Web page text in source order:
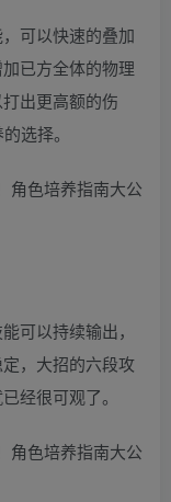
可以快速的叠加
已方全体的物理
出更高额的伤
选择。
可以持续输出，
，大招的六段攻
经很可观了。